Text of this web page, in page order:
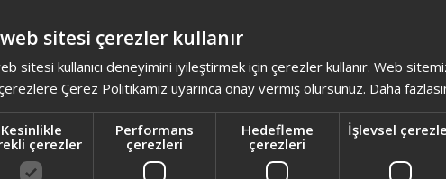
Filtreli Elektrikli Süpürge antibakteriyel özelliği var mı?
Filtreli Elektrikli Süpürge alerji filtresi var mı?
Filtreli Elektrikli Süpürge ıslak zeminde kullanılabilir mi?
Filtreli Elektrikli Süpürge mop özelliği var mı?
sitesi çerezler kullanır
sitesi kullanıcı deneyimini iyileştirmek için çerezler kullanır. Web
Çerez Politikamız uyarınca onay vermiş olursunuz. Daha
Kesinlikle
çerezler
Performans
çerezleri
Hedefleme
çerezleri
İşlevsel